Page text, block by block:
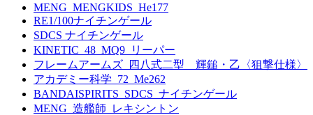
MENG_MENGKIDS_He177
RE1/100ナイチンゲール
SDCS ナイチンゲール
KINETIC_48_MQ9_リーパー
フレームアームズ_四八式二型 輝鎚・乙〈狙撃仕様〉
アカデミー科学_72_Me262
BANDAISPIRITS_SDCS_ナイチンゲール
MENG_造艦師_レキシントン